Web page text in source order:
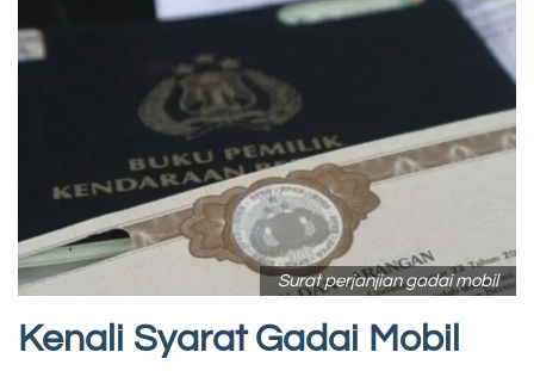
Surat perjanjian gadai mobil
Kenali Syarat Gadai Mobil